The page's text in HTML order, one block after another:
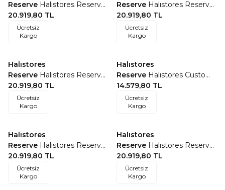
Reserve Halıstores Reserve
Design Kids Ayıcık Halı
Beyaz
20.919,80 TL
Ücretsiz
Kargo
Reserve Halıstores Reserve
Design Kids Tavşanlar
20.919,80 TL
Ücretsiz
Kargo
Favorilere Ekle
Halıstores
Reserve Halıstores Reserve
Design Kids Şato
20.919,80 TL
Ücretsiz
Kargo
Favorilere Ekle
Halıstores
Reserve Halıstores Custom
Design Kids Yaramaz Çocuk
14.579,80 TL
Ücretsiz
Kargo
Favorilere Ekle
Halıstores
Reserve Halıstores Reserve
Design Kids Kelebek
20.919,80 TL
Ücretsiz
Kargo
Favorilere Ekle
Halıstores
Reserve Halıstores Reserve
Design Kids Ayıcık Halı
Pembe
20.919,80 TL
Ücretsiz
Kargo